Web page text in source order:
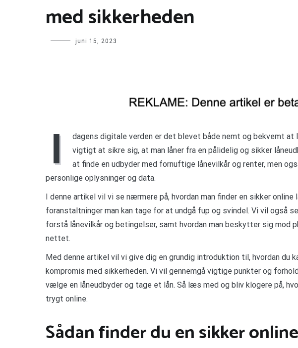
med sikkerheden
juni 15, 2023
I
dagens digitale verden er det blevet både nemt og bekvemt at
vigtigt at sikre sig, at man låner fra en pålidelig og sikker
at finde en udbyder med fornuftige lånevilkår og renter, men
personlige oplysninger og data.
I denne artikel vil vi se nærmere på, hvordan man finder en sikker online
foranstaltninger man kan tage for at undgå fup og svindel. Vi vil også
forstå lånevilkår og betingelser, samt hvordan man beskytter sig
nettet.
Med denne artikel vil vi give dig en grundig introduktion til, hvordan du
kompromis med sikkerheden. Vi vil gennemgå vigtige punkter og
vælge en låneudbyder og tage et lån. Så læs med og bliv klogere på,
trygt online.
Sådan finder du en sikker